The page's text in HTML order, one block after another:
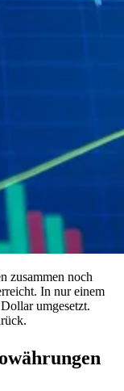
zusammen noch
In nur einem
umgesetzt.